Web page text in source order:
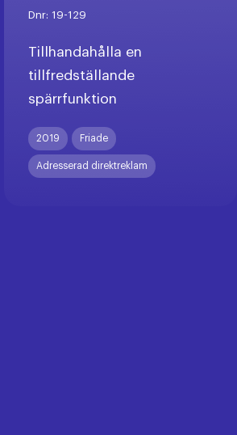
Dnr: 19-129
Tillhandahålla en
tillfredställande
spärrfunktion
2019 Friade
Adresserad direktreklam